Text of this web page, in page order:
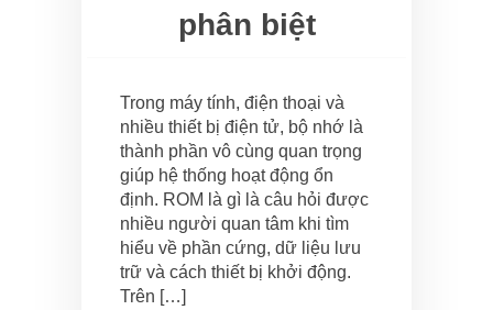
phân biệt
Trong máy tính, điện thoại và
nhiều thiết bị điện tử, bộ nhớ là
thành phần vô cùng quan trọng
giúp hệ thống hoạt động ổn
định. ROM là gì là câu hỏi được
nhiều người quan tâm khi tìm
hiểu về phần cứng, dữ liệu lưu
trữ và cách thiết bị khởi động.
Trên […]